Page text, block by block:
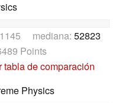
mediana: 52823
Points
tabla de comparación
Physics